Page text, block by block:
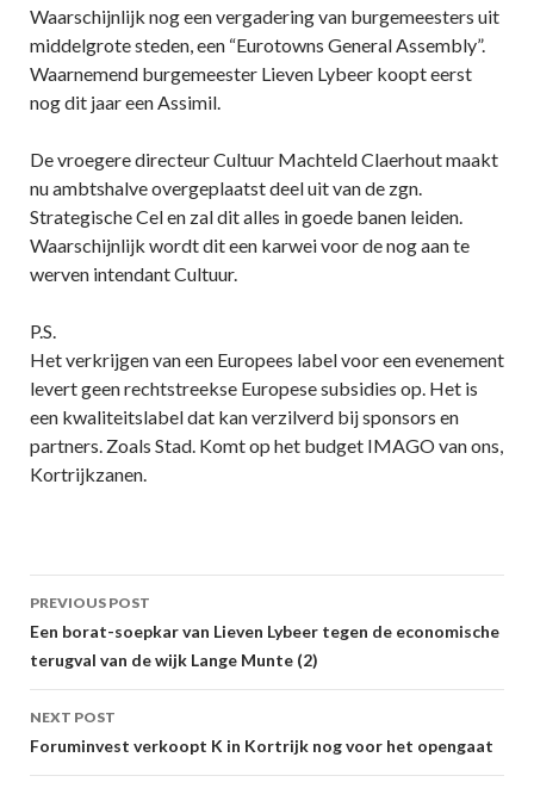
Waarschijnlijk nog een vergadering van burgemeesters uit
middelgrote steden, een “Eurotowns General Assembly”.
Waarnemend burgemeester Lieven Lybeer koopt eerst
nog dit jaar een Assimil.
De vroegere directeur Cultuur Machteld Claerhout maakt
nu ambtshalve overgeplaatst deel uit van de zgn.
Strategische Cel en zal dit alles in goede banen leiden.
Waarschijnlijk wordt dit een karwei voor de nog aan te
werven intendant Cultuur.
P.S.
Het verkrijgen van een Europees label voor een evenement
levert geen rechtstreekse Europese subsidies op. Het is
een kwaliteitslabel dat kan verzilverd bij sponsors en
partners. Zoals Stad. Komt op het budget IMAGO van ons,
Kortrijkzanen.
Post
navigation
PREVIOUS POST
Een borat-soepkar van Lieven Lybeer tegen de economische
terugval van de wijk Lange Munte (2)
NEXT POST
Foruminvest verkoopt K in Kortrijk nog voor het opengaat